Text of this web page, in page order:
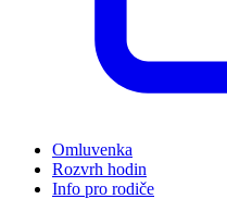
Omluvenka
Rozvrh hodin
Info pro rodiče